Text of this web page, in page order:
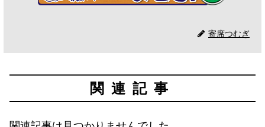
寄席つむぎ
関連記事